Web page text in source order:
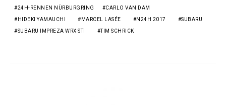
24H-RENNEN NÜRBURGRING CARLO VAN DAM
HIDEKI YAMAUCHI MARCEL LASÉE N24H 2017 SUBARU
SUBARU IMPREZA WRX STI TIM SCHRICK